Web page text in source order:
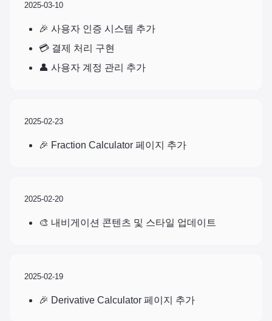
2025-03-10
🎉 사용자 인증 시스템 추가
💳 결제 처리 구현
👤 사용자 계정 관리 추가
2025-02-23
🎉 Fraction Calculator 페이지 추가
2025-02-20
🎨 내비게이션 콘텐츠 및 스타일 업데이트
2025-02-19
🎉 Derivative Calculator 페이지 추가